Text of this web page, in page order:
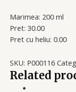
Marimea: 200 ml
Pret: 30.00
Pret cu heliu: 0.00
SKU: P000116
Related